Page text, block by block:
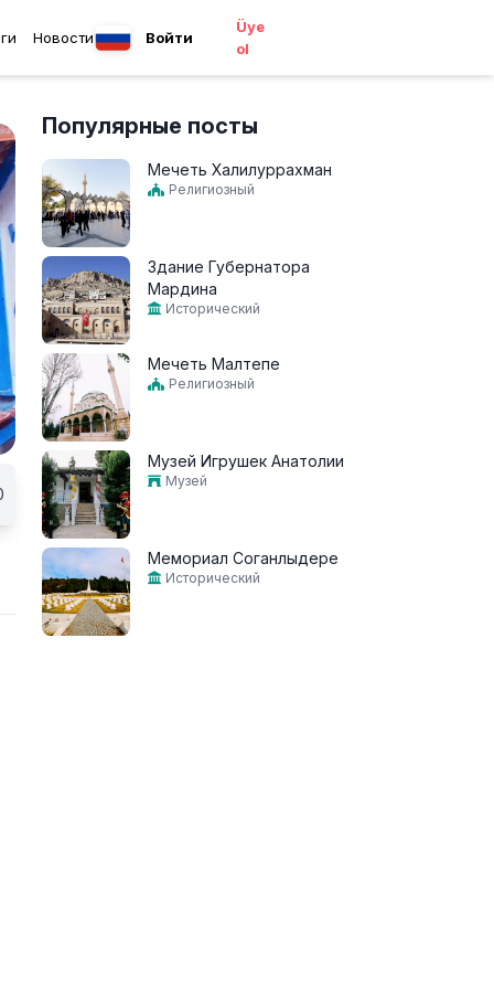
Новости Войти
Üye
ol
Популярные посты
Мечеть Халилуррахман
Религиозный
Здание Губернатора
Мардина
Исторический
Мечеть Малтепе
Религиозный
Музей Игрушек Анатолии
Музей
Мемориал Соганлыдере
Исторический